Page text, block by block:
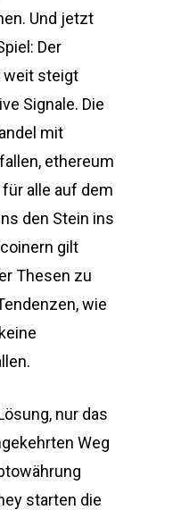
Und jetzt
Der
weit steigt
Signale. Die
mit
ethereum
alle auf dem
den Stein ins
gilt
Thesen zu
wie
nur das
Weg
starten die